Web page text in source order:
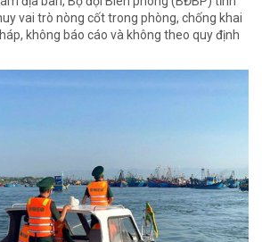
vai trò nòng cốt trong phòng, chống khai
không báo cáo và không theo quy định